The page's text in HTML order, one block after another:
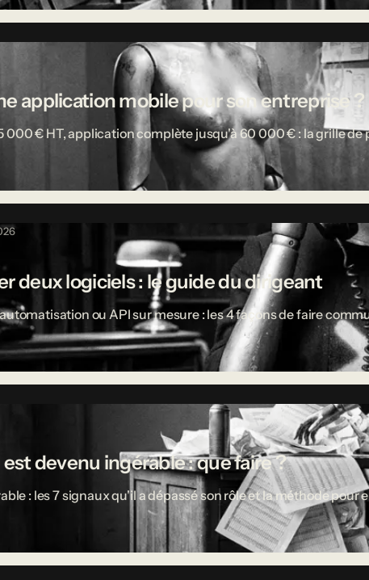
application mobile pour son entreprise ?
000 € HT, application complète jusqu'à 60 000 € : la grille
deux logiciels : le guide du dirigeant
ou API sur mesure : les 4 façons de faire
devenu ingérable : que faire ?
: les 7 signaux qu'il a dépassé son rôle et la méthode pour